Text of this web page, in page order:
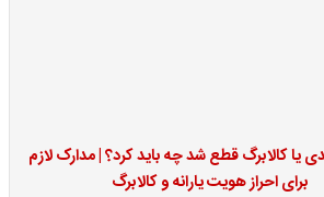
یا کالابرگ قطع شد چه باید کرد؟ | مدارک لازم
برای احراز هویت یارانه و کالابرگ